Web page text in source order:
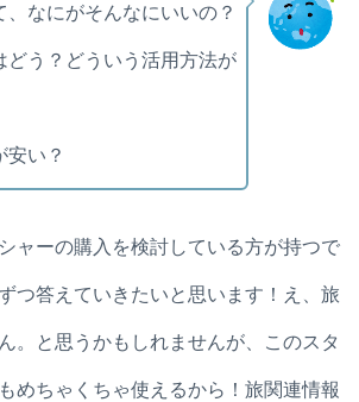
、なにがそんなにいいの？
どう？どういう活用方法が
安い？
ャーの購入を検討している方が持つで
つ答えていきたいと思います！え、旅
。と思うかもしれませんが、このスタ
めちゃくちゃ使えるから！旅関連情報